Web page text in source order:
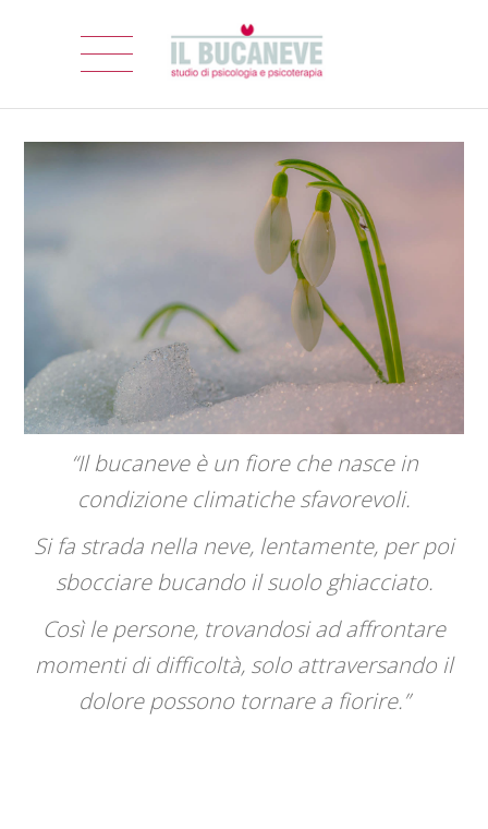
“Il bucaneve è un fiore che nasce in
condizione climatiche sfavorevoli.
Si fa strada nella neve, lentamente, per poi
sbocciare bucando il suolo ghiacciato.
Così le persone, trovandosi ad affrontare
momenti di difficoltà, solo attraversando il
dolore possono tornare a fiorire.”